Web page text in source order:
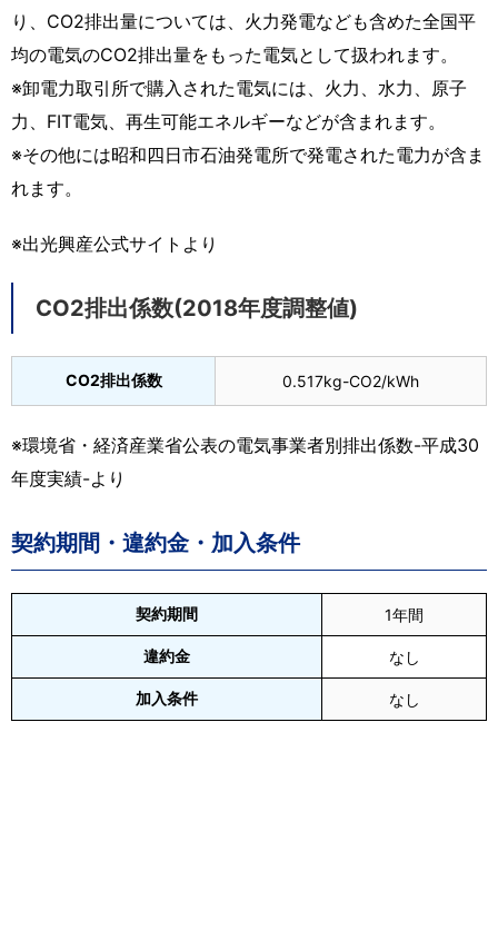
り、CO2排出量については、火力発電なども含めた全国平
均の電気のCO2排出量をもった電気として扱われます。
※卸電力取引所で購入された電気には、火力、水力、原子
力、FIT電気、再生可能エネルギーなどが含まれます。
※その他には昭和四日市石油発電所で発電された電力が含ま
れます。
※出光興産公式サイトより
CO2排出係数(2018年度調整値)
CO2排出係数 0.517kg-CO2/kWh
※環境省・経済産業省公表の電気事業者別排出係数-平成30
年度実績-より
契約期間・違約金・加入条件
契約期間 1年間
違約金 なし
加入条件 なし